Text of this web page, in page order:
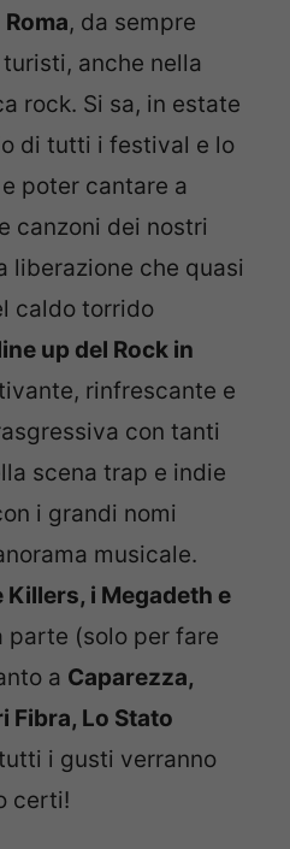
Roma, da sempre
anche nella
rock. Si sa, in estate
di tutti i festival e lo
poter cantare a
canzoni dei nostri
liberazione che quasi
caldo torrido
up del Rock in
rinfrescante e
con tanti
scena trap e indie
i grandi nomi
musicale.
Killers, i Megadeth e
parte (solo per fare
a Caparezza,
Fibra, Lo Stato
i gusti verranno
certi!